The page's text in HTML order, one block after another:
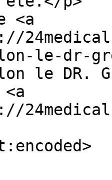
<a
le-dr-
le DR.